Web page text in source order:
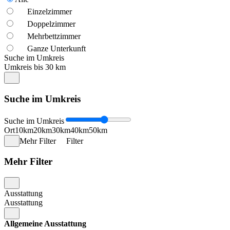
Einzelzimmer
Doppelzimmer
Mehrbettzimmer
Ganze Unterkunft
Suche im Umkreis
Umkreis bis 30 km
Suche im Umkreis
Suche im Umkreis
Ort10km20km30km40km50km
Mehr Filter
Filter
Mehr Filter
Ausstattung
Ausstattung
Allgemeine Ausstattung